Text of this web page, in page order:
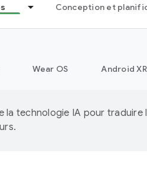
Conception et
Wear OS Android XR
la technologie IA pour